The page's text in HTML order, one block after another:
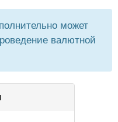
может
валютной